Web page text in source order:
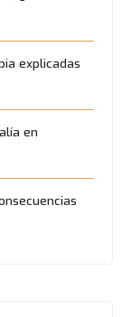
explicadas
en